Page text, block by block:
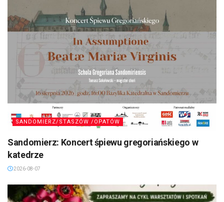
SANDOMIERZ/STASZÓW /OPATÓW
Sandomierz: Koncert śpiewu gregoriańskiego w
katedrze
2026-08-07